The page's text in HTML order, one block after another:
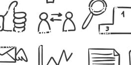
travel Mungkid Parakan saya
Mungkid Parakan
fleksibel
konfirmasi dilakukan minimal 12–